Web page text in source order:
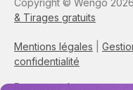
Copyright © Wengo
& Tirages gratuits
Mentions légales
confidentialité
Retrouvez Astrocenter